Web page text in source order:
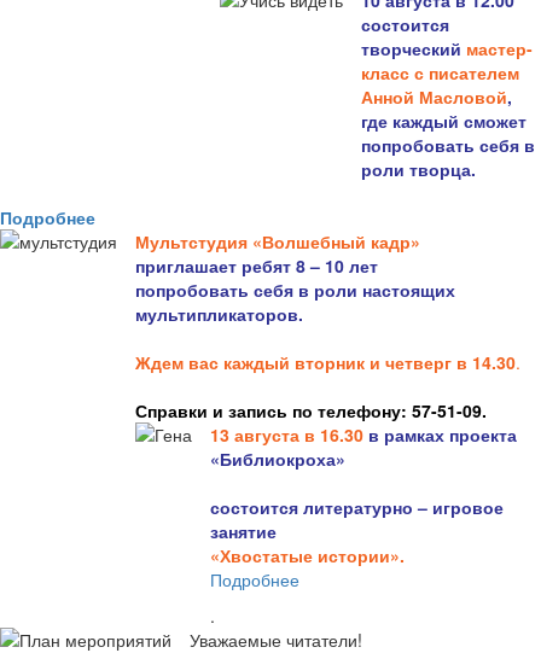
состоится
творческий мастер-
класс с писателем
Анной Масловой,
где каждый сможет
попробовать себя в
роли творца.
Подробнее
Мультстудия «Волшебный кадр»
приглашает ребят 8 – 10 лет
попробовать себя в роли настоящих
мультипликаторов.
Ждем вас каждый вторник и четверг в 14.30.
Справки и запись по телефону: 57-51-09.
13 августа в 16.30 в рамках проекта
«Библиокроха»
состоится литературно – игровое
занятие
«Хвостатые истории».
Подробнее
.
Уважаемые читатели!